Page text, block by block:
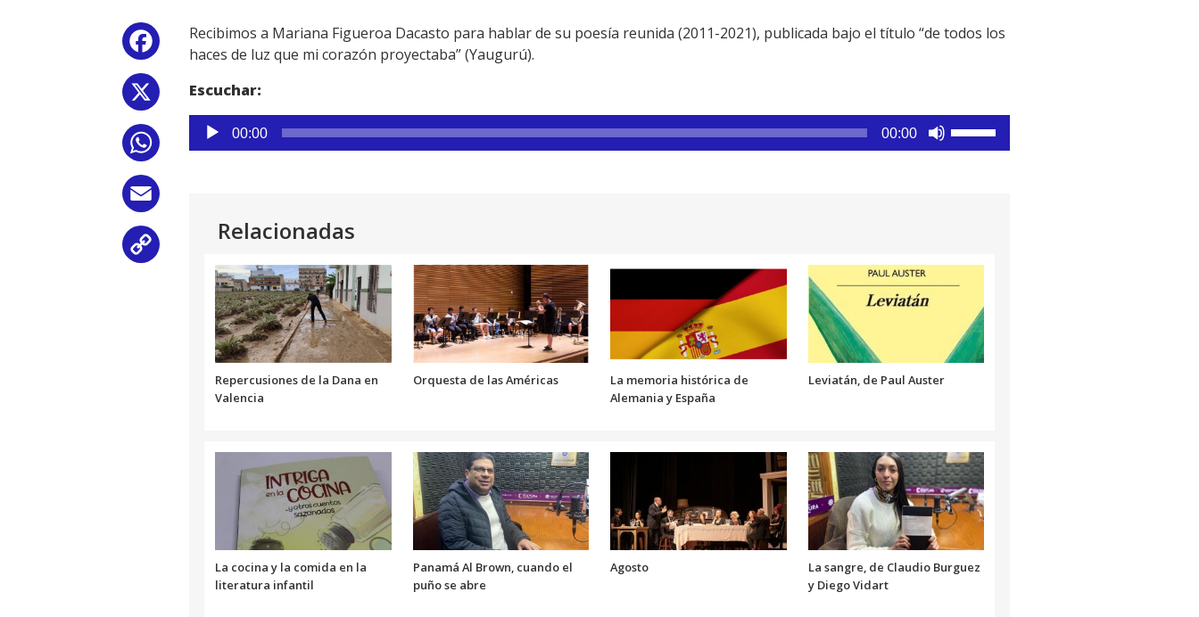
Facebook
WhatsApp
Recibimos a Mariana Figueroa Dacasto para hablar de su poesía reunida (2011-2021), publicada bajo el título “de todos los
haces de luz que mi corazón proyectaba” (Yaugurú).
Escuchar:
Reproductor
de
00:00 00:00
disminuir
el
volumen.
Relacionadas
Repercusiones de la Dana en
Valencia
Orquesta de las Américas
La memoria histórica de
Alemania y España
Leviatán, de Paul Auster
La cocina y la comida en la
literatura infantil
Panamá Al Brown, cuando el
puño se abre
Agosto
La sangre, de Claudio Burguez
y Diego Vidart